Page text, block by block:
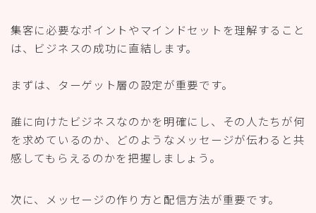
集客に必要なポイントやマインドセットを理解すること
は、ビジネスの成功に直結します。
まずは、ターゲット層の設定が重要です。
誰に向けたビジネスなのかを明確にし、その人たちが何
を求めているのか、どのようなメッセージが伝わると共
感してもらえるのかを把握しましょう。
次に、メッセージの作り方と配信方法が重要です。